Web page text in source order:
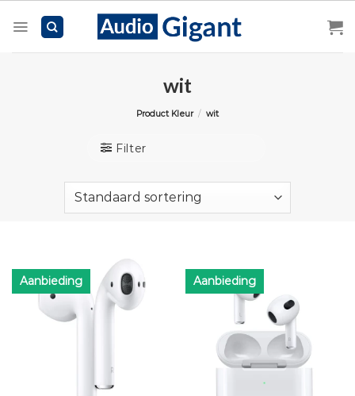
wit
Product Kleur / wit
Filter
Aanbieding Aanbieding